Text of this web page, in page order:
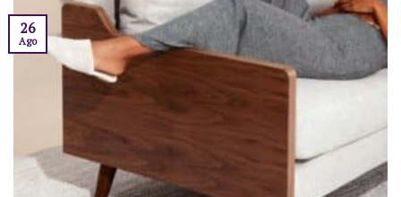
26
Ago